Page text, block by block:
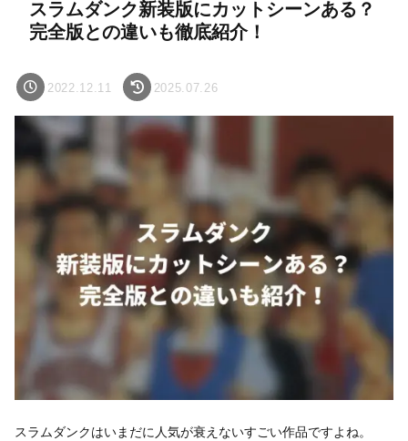
スラムダンク新装版にカットシーンある？
完全版との違いも徹底紹介！
2022.12.11 2025.07.26
スラムダンクはいまだに人気が衰えないすごい作品ですよね。